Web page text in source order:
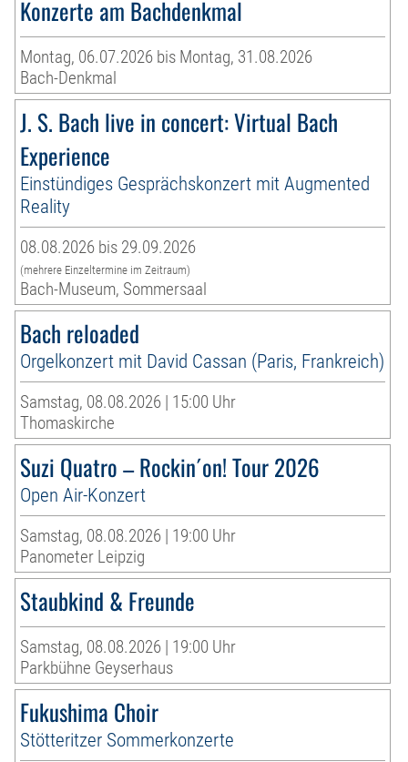
Konzerte am Bachdenkmal
Montag, 06.07.2026 bis Montag, 31.08.2026
Bach-Denkmal
J. S. Bach live in concert: Virtual Bach
Experience
Einstündiges Gesprächskonzert mit Augmented
Reality
08.08.2026 bis 29.09.2026
(mehrere Einzeltermine im Zeitraum)
Bach-Museum, Sommersaal
Bach reloaded
Orgelkonzert mit David Cassan (Paris, Frankreich)
Samstag, 08.08.2026 | 15:00 Uhr
Thomaskirche
Suzi Quatro – Rockin´on! Tour 2026
Open Air-Konzert
Samstag, 08.08.2026 | 19:00 Uhr
Panometer Leipzig
Staubkind & Freunde
Samstag, 08.08.2026 | 19:00 Uhr
Parkbühne Geyserhaus
Fukushima Choir
Stötteritzer Sommerkonzerte